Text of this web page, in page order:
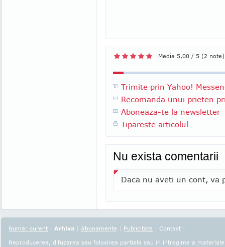
Media 5,00 / 5 (2 note)
Trimite prin Yahoo!
Recomanda unui prieten
Aboneaza-te la newsletter
Tipareste articolul
Nu exista comentarii
Daca nu aveti un cont, va
Numar curent | Arhiva | Abonamente | Publicitate | Contact
Reproducerea, difuzarea sau folosirea partiala sau in intregime a